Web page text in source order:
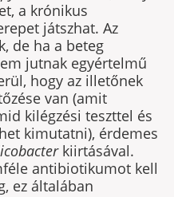
a krónikus
játszhat. Az
de ha a beteg
jutnak egyértelmű
hogy az illetőnek
van (amit
kilégzési teszttel és
kimutatni), érdemes
kiirtásával.
antibiotikumot kell
ez általában